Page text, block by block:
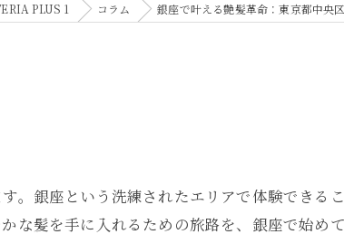
PLUS 1 コラム 銀座で叶える艶髪革命：東京都中央
。銀座という洗練されたエリアで体験できる
な髪を手に入れるための旅路を、銀座で始め